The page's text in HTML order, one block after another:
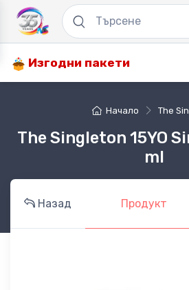
Изгодни пакети
Начало The
The Singleton 15YO
ml
Назад Продукт